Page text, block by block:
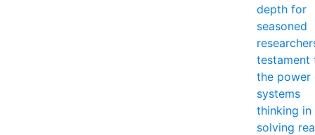
depth for
seasoned
testament
the power
systems
thinking in
solving